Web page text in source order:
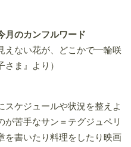
月のカンフルワード
えない花が、どこかで一輪咲
ま』より）
スケジュールや状況を整えよ
が苦手なサン＝テグジュペリ
を書いたり料理をしたり映画